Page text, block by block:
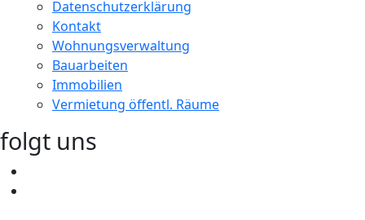
Datenschutzerklärung
Kontakt
Wohnungsverwaltung
Bauarbeiten
Immobilien
Vermietung öffentl. Räume
folgt uns